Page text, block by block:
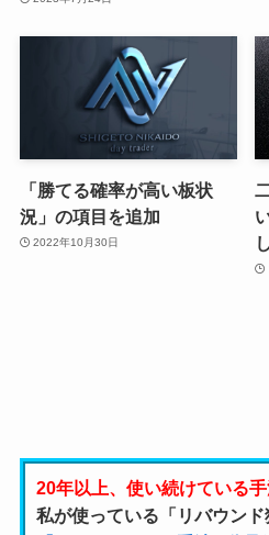
「勝てる確率が高い板状
況」の項目を追加
2022年10月30日
20年以上、使い続けている
私が使っている「リバウンド